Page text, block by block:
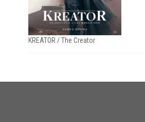
KREATOR / The Creator